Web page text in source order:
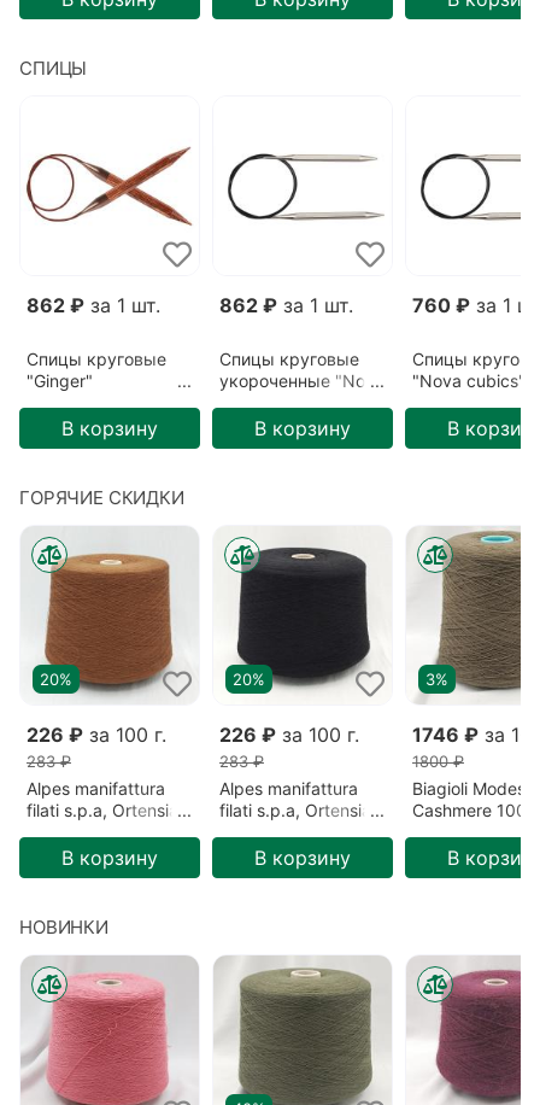
дракон (099054)
Кирпичный
СПИЦЫ
862 ₽ за 1 шт.
Спицы круговые
"Ginger"
В корзину
862 ₽ за 1 шт.
Спицы круговые
укороченные "Nova
5,5мм/40см
В корзину
760 ₽ за 1
Спицы
"Nova cubics"
В
ГОРЯЧИЕ СКИДКИ
20%
226 ₽ за 100 г.
283 ₽
Alpes manifattura
filati s.p.a, Ortensia,
Коричневый/Сигара
(2193)
В корзину
20%
226 ₽ за 100 г.
283 ₽
Alpes manifattura
filati s.p.a, Ortensia,
Черный/Безлунная
ночь (00836)
В корзину
3%
1746 ₽ за
1800 ₽
Biagioli
Cashmere
Готика
В
НОВИНКИ